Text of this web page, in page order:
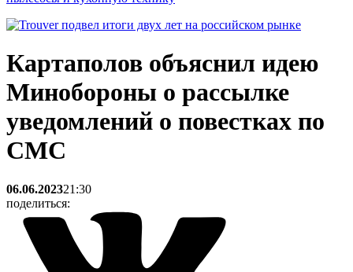
Картаполов объяснил идею
Минобороны о рассылке
уведомлений о повестках по
СМС
06.06.202321:30
поделиться: